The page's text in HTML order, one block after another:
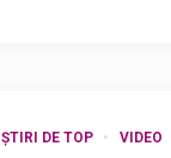
ȘTIRI DE TOP VIDEO